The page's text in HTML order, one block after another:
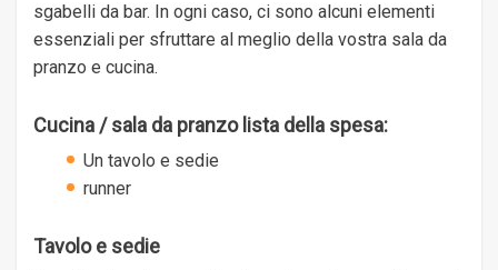
sgabelli da bar. In ogni caso, ci sono alcuni elementi
essenziali per sfruttare al meglio della vostra sala da
pranzo e cucina.
Cucina / sala da pranzo lista della spesa:
Un tavolo e sedie
runner
Tavolo e sedie